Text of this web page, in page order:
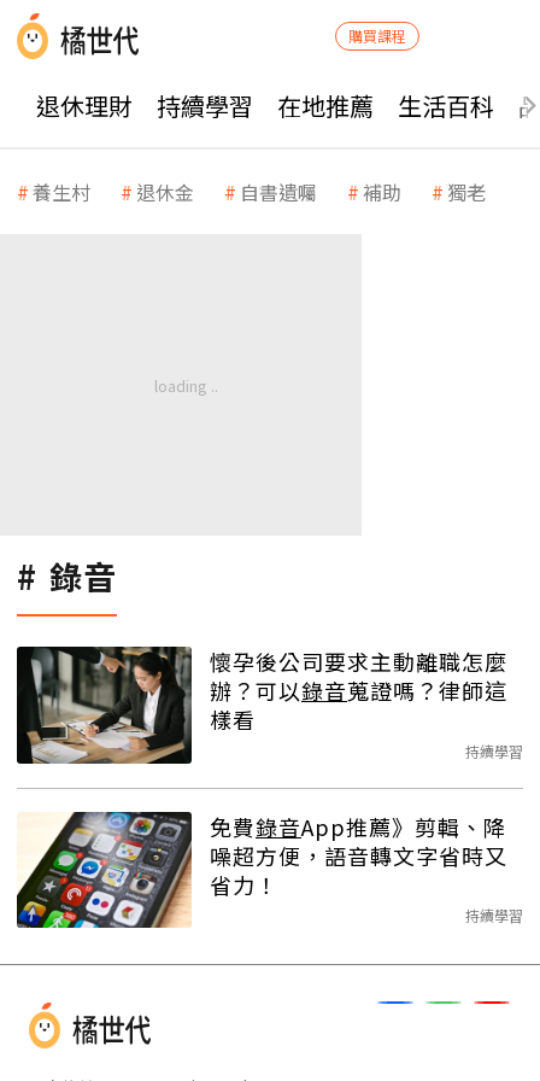
購買課程
退休理財 持續學習 在地推薦 生活百科
養生村 退休金 自書遺囑 補助 獨老
錄音
懷孕後公司要求主動離職怎麼
辦？可以錄音蒐證嗎？律師這
樣看
持續學習
免費錄音App推薦》剪輯、降
噪超方便，語音轉文字省時又
省力！
持續學習